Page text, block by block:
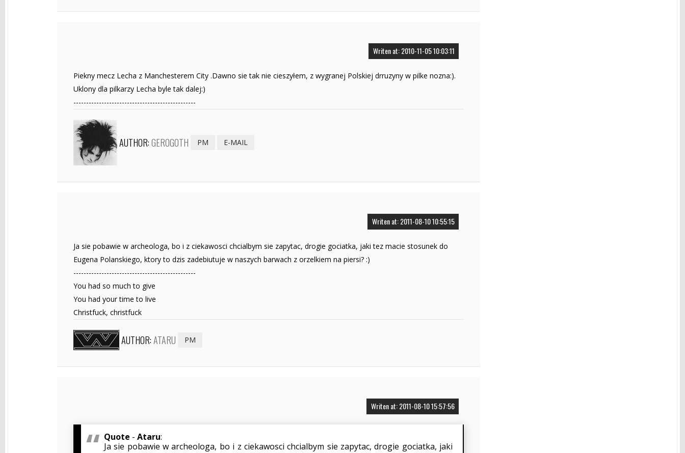
Writen at: 2010-11-05 10:03:11
Piekny mecz Lecha z Manchesterem City .Dawno sie tak nie cieszyłem, z wygranej Polskiej drruzyny w pilke nozna:).
Uklony dla pilkarzy Lecha byle tak dalej:)
------------------------------------------------
AUTHOR:GEROGOTH PM E-MAIL
Writen at: 2011-08-10 10:55:15
Ja sie pobawie w archeologa, bo i z ciekawosci chcialbym sie zapytac, drogie gociatka, jaki tez macie stosunek do
Eugena Polanskiego, ktory to dzis zadebiutuje w naszych barwach z orzelkiem na piersi? :)
------------------------------------------------
You had so much to give
You had your time to live
Christfuck, christfuck
AUTHOR:ATARU PM
Writen at: 2011-08-10 15:57:56
Quote - Ataru:
Ja sie pobawie w archeologa, bo i z ciekawosci chcialbym sie zapytac, drogie gociatka, jaki